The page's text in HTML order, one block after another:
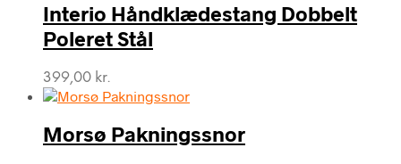
Interio Håndklædestang Dobbelt
Poleret Stål
399,00 kr.
Morsø Pakningssnor